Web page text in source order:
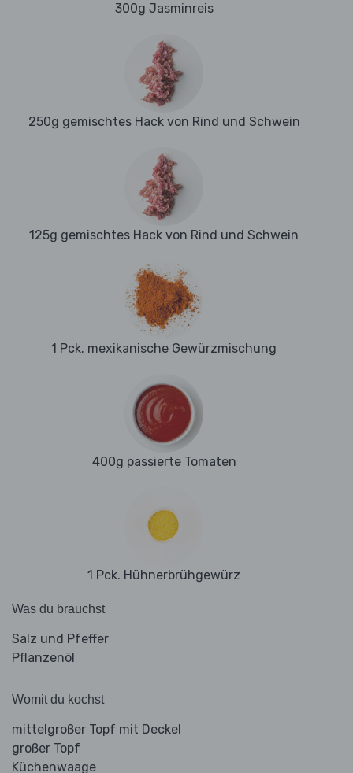
300g Jasminreis
250g gemischtes Hack von Rind und Schwein
125g gemischtes Hack von Rind und Schwein
1 Pck. mexikanische Gewürzmischung
400g passierte Tomaten
1 Pck. Hühnerbrühgewürz
Was du brauchst
Salz und Pfeffer
Pflanzenöl
Womit du kochst
mittelgroßer Topf mit Deckel
großer Topf
Küchenwaage